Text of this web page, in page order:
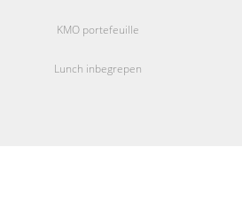
KMO portefeuille
Lunch inbegrepen